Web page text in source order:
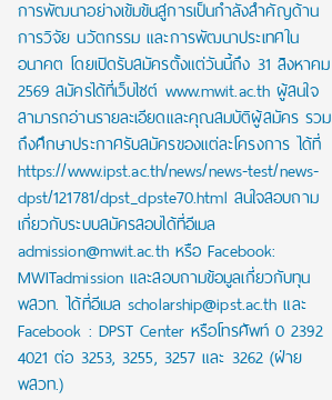
การพัฒนาอย่างเข้มข้นสู่การเป็นกำลังสำคัญด้าน
การวิจัย นวัตกรรม และการพัฒนาประเทศใน
อนาคต โดยเปิดรับสมัครตั้งแต่วันนี้ถึง 31 สิงหาคม
2569 สมัครได้ที่เว็บไซต์ www.mwit.ac.th ผู้สนใจ
สามารถอ่านรายละเอียดและคุณสมบัติผู้สมัคร รวม
ถึงศึกษาประกาศรับสมัครของแต่ละโครงการ ได้ที่
https://www.ipst.ac.th/news/news-test/news-
dpst/121781/dpst_dpste70.html สนใจสอบถาม
เกี่ยวกับระบบสมัครสอบได้ที่อีเมล
admission@mwit.ac.th หรือ Facebook:
MWITadmission และสอบถามข้อมูลเกี่ยวกับทุน
พสวท. ได้ที่อีเมล scholarship@ipst.ac.th และ
Facebook : DPST Center หรือโทรศัพท์ 0 2392
4021 ต่อ 3253, 3255, 3257 และ 3262 (ฝ่าย
พสวท.)